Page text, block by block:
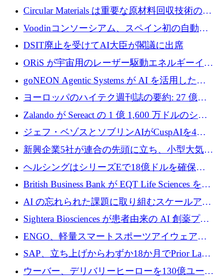
がシリーズ A 1 億 5,200 万ドルで評価額 13 億
5,000 万ドルに到達
Circular Materials は重要な原材料回収技術の拡
張に 1,180 万ユーロを確保
Voodinコンソーシアム、スペイン初の自動木
製ブレード工場の建設にEU補助金4,800万ユ
ーロを確保
DSIT廃止を受けてAI大臣が閣議に出席
ORiS が宇宙用のレーザー駆動エネルギーイン
フラの構築に 500 万ユーロを調達
goNEON Agentic Systems が AI を活用したイ
ンフラ計画を加速するために 16 万ユーロを確
ヨーロッパのハイテク週刊誌の要約: 27 億ユ
ーロを超える 60 以上のハイテク資金調達取引
Zalando が Sereact の 1 億 1,600 万ドルのシリ
ーズ B に参加し、AI を活用した倉庫自動化を
ジェフ・ベゾスとソブリンAIがCuspAIを4億
5,000万ドルの資金調達で支援
新興企業5社が連合の先頭に立ち、小型大気質
センサーをEUのクリーンエア政策の中心に据
ヘルシングはシリーズEで18億ドルを確保、
ウーバーはデリバリー・ヒーローを130億ユー
ロの契約で買収、レボルトは2027年に米国の
銀行を立ち上げる
British Business Bank が EQT Life Sciences を
2,500 万ユーロのコミットメントで支援
AI の忘れられた課題に取り組むスケールアッ
プを実現: カメラロール
Sightera Biosciences が患者由来の AI 創薬プラ
ットフォームを拡大するために 300 万ユーロ
のプレシードをクローズ
ENGO、軽量スマートスポーツアイウェアの
進歩のために510万ユーロを調達
SAP、立ち上げからわずか18か月でPrior Labs
を10億ユーロ以上の契約で買収
ウーバー、デリバリーヒーローを130億ユーロ